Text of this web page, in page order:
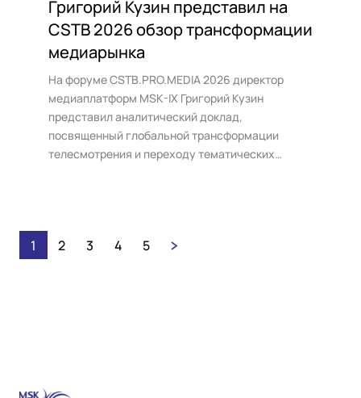
Григорий Кузин представил на
CSTB 2026 обзор трансформации
медиарынка
На форуме CSTB.PRO.MEDIA 2026 директор
медиаплатформ MSK-IX Григорий Кузин
представил аналитический доклад,
посвященный глобальной трансформации
телесмотрения и переходу тематических
1 2 3 4 5